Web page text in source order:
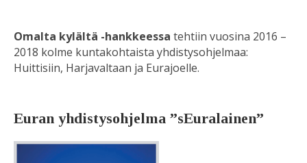
Omalta kylältä -hankkeessa tehtiin vuosina 2016 –
2018 kolme kuntakohtaista yhdistysohjelmaa:
Huittisiin, Harjavaltaan ja Eurajoelle.
Euran yhdistysohjelma ”sEuralainen”